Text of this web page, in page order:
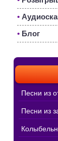
•
• Блог
Песни из
Песни из